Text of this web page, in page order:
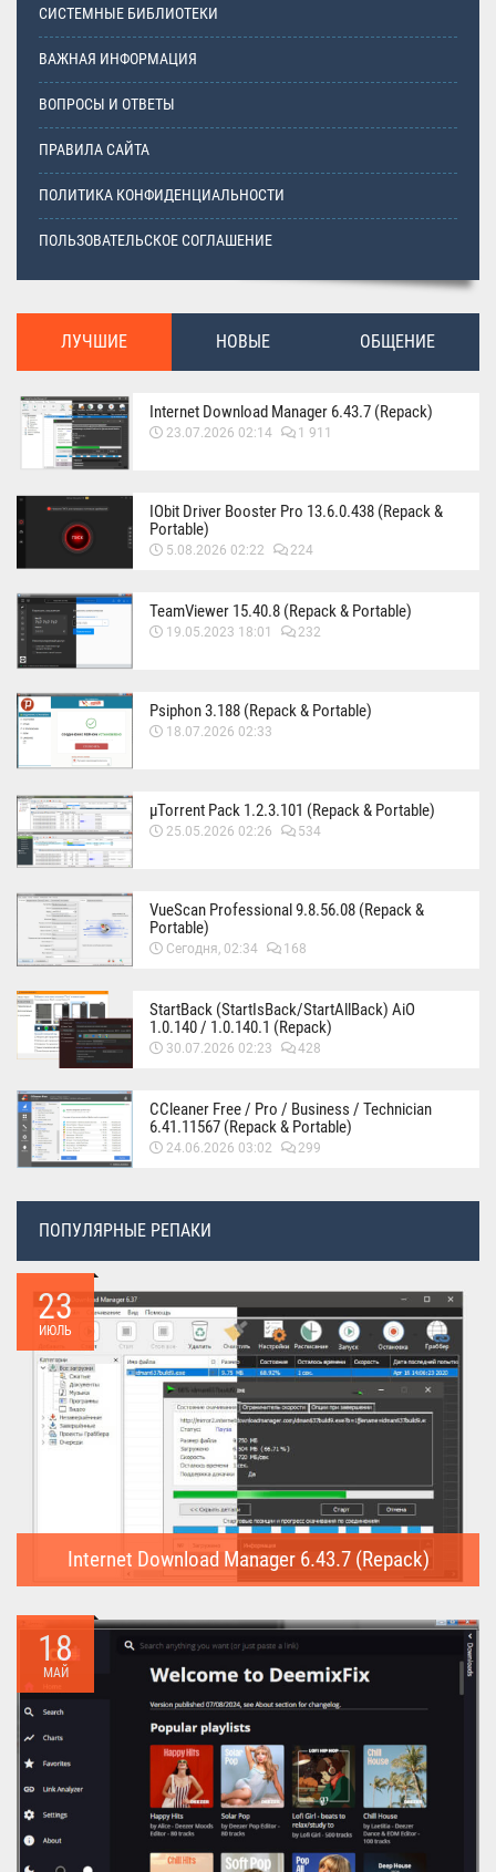
СИСТЕМНЫЕ БИБЛИОТЕКИ
ВАЖНАЯ ИНФОРМАЦИЯ
ВОПРОСЫ И ОТВЕТЫ
ПРАВИЛА САЙТА
ПОЛИТИКА КОНФИДЕНЦИАЛЬНОСТИ
ПОЛЬЗОВАТЕЛЬСКОЕ СОГЛАШЕНИЕ
ЛУЧШИЕ НОВЫЕ ОБЩЕНИЕ
Internet Download Manager 6.43.7 (Repack)
23.07.2026 02:14 1 911
IObit Driver Booster Pro 13.6.0.438 (Repack &
Portable)
5.08.2026 02:22 224
TeamViewer 15.40.8 (Repack & Portable)
19.05.2023 18:01 232
Psiphon 3.188 (Repack & Portable)
18.07.2026 02:33
µTorrent Pack 1.2.3.101 (Repack & Portable)
25.05.2026 02:26 534
VueScan Professional 9.8.56.08 (Repack &
Portable)
Сегодня, 02:34 168
StartBack (StartIsBack/StartAllBack) AiO
1.0.140 / 1.0.140.1 (Repack)
30.07.2026 02:23 428
CCleaner Free / Pro / Business / Technician
6.41.11567 (Repack & Portable)
24.06.2026 03:02 299
ПОПУЛЯРНЫЕ РЕПАКИ
23
ИЮЛЬ
Internet Download Manager 6.43.7 (Repack)
предназначена для...
18
МАЙ